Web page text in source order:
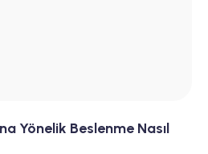
Yönelik Beslenme Nasıl